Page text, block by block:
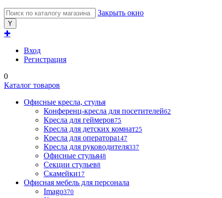
Закрыть окно
✚
Вход
Регистрация
0
Каталог товаров
Офисные кресла, стулья
Конференц-кресла для посетителей62
Кресла для геймеров75
Кресла для детских комнат25
Кресла для оператора147
Кресла для руководителя337
Офисные стулья48
Секции стульев8
Скамейки17
Офисная мебель для персонала
Imago370